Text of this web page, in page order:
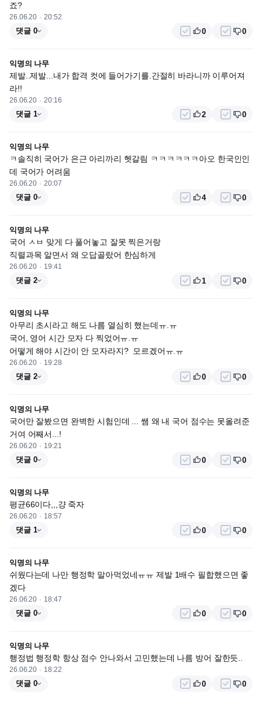
죠?
26.06.20 20:52
댓글 0 0 0
익명의 나무
제발..제발...내가 합격 컷에 들어가기를.간절히 바라니까 이루어져
라!!
26.06.20 20:16
댓글 1 2 0
익명의 나무
ㅋ솔직히 국어가 은근 아리까리 헷갈림 ㅋㅋㅋㅋㅋㅋ아오 한국인인
데 국어가 어려움
26.06.20 20:07
댓글 0 4 0
익명의 나무
국어 ㅅㅂ 맞게 다 풀어놓고 잘못 찍은거랑
직렬과목 알면서 왜 오답골랐어 한심하게
26.06.20 19:41
댓글 2 1 0
익명의 나무
아무리 초시라고 해도 나름 열심히 했는데ㅠ.ㅠ
국어, 영어 시간 모자 다 찍었어ㅠ.ㅠ
어떻게 해야 시간이 안 모자라지?  모르겠어ㅠ.ㅠ
26.06.20 19:28
댓글 2 0 0
익명의 나무
국어만 잘봤으면 완벽한 시험인데 ... 쌤 왜 내 국어 점수는 못올려준
거여 어째서...!
26.06.20 19:21
댓글 0 0 0
익명의 나무
평균66이다,,,걍 죽자
26.06.20 18:57
댓글 1 0 0
익명의 나무
쉬웠다는데 나만 행정학 말아먹었네ㅠㅠ 제발 1배수 필합했으면 좋
겠다
26.06.20 18:47
댓글 0 0 0
익명의 나무
행정법 행정학 항상 점수 안나와서 고민했는데 나름 방어 잘한듯..
26.06.20 18:22
댓글 0 0 0